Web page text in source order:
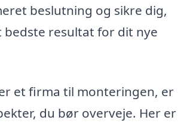
beslutning og sikre dig,
bedste resultat for dit nye
et firma til monteringen, er
du bør overveje. Her er